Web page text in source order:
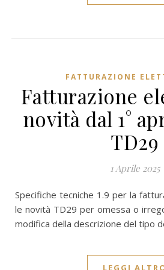
FATTURAZIONE
Fatturazione
novità dal 1°
TD29
1 Aprile 2025
Specifiche tecniche 1.9 per la fatturazione elettronica: tra
le novità TD29 per omessa o
modifica della descrizione del tipo
LEGGI